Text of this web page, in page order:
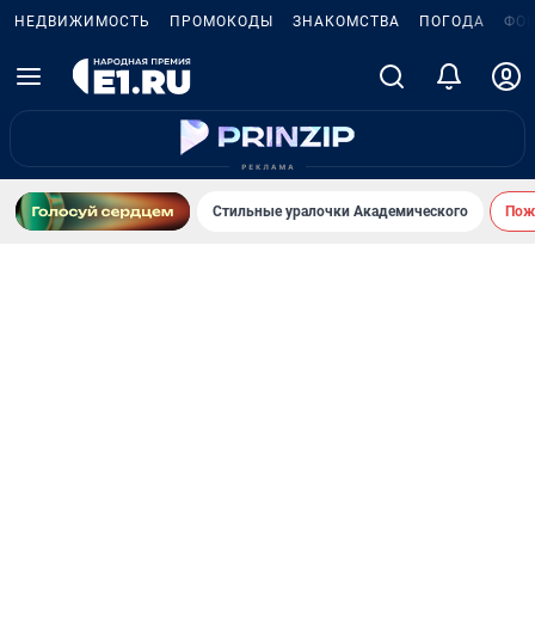
НЕДВИЖИМОСТЬ ПРОМОКОДЫ ЗНАКОМСТВА ПОГОДА
Стильные уралочки Академического